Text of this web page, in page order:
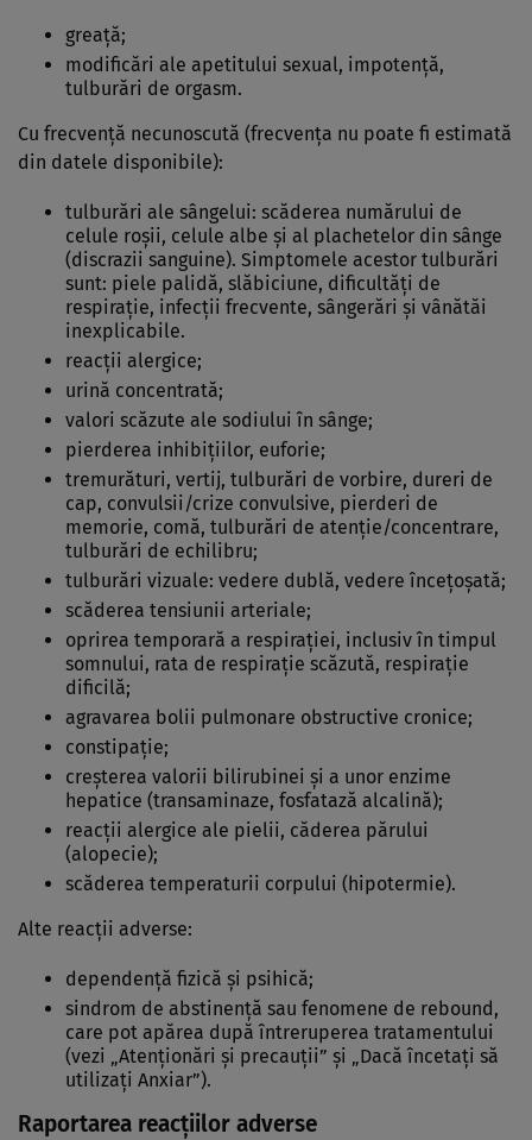
greaţă;
modificări ale apetitului sexual, impotenţă,
tulburări de orgasm.
Cu frecvenţă necunoscută (frecvența nu poate fi estimată
din datele disponibile):
tulburări ale sângelui: scăderea numărului de
celule roşii, celule albe şi al plachetelor din sânge
(discrazii sanguine). Simptomele acestor tulburări
sunt: piele palidă, slăbiciune, dificultăţi de
respiraţie, infecţii frecvente, sângerări şi vânătăi
inexplicabile.
reacţii alergice;
urină concentrată;
valori scăzute ale sodiului în sânge;
pierderea inhibiţiilor, euforie;
tremurături, vertij, tulburări de vorbire, dureri de
cap, convulsii/crize convulsive, pierderi de
memorie, comă, tulburări de atenţie/concentrare,
tulburări de echilibru;
tulburări vizuale: vedere dublă, vedere înceţoşată;
scăderea tensiunii arteriale;
oprirea temporară a respiraţiei, inclusiv în timpul
somnului, rata de respiraţie scăzută, respiraţie
dificilă;
agravarea bolii pulmonare obstructive cronice;
constipaţie;
creşterea valorii bilirubinei şi a unor enzime
hepatice (transaminaze, fosfatază alcalină);
reacţii alergice ale pielii, căderea părului
(alopecie);
scăderea temperaturii corpului (hipotermie).
Alte reacţii adverse:
dependenţă fizică şi psihică;
sindrom de abstinenţă sau fenomene de rebound,
care pot apărea după întreruperea tratamentului
(vezi „Atenționări și precauții” şi „Dacă încetaţi să
utilizaţi Anxiar”).
Raportarea reacţiilor adverse